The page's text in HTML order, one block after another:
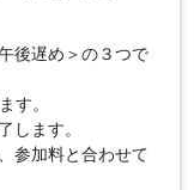
後遅め＞の３つで
す。
します。
参加料と合わせて